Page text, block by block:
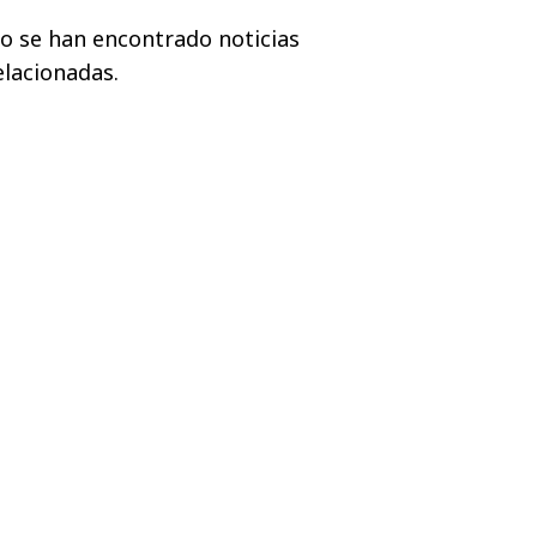
se han encontrado noticias